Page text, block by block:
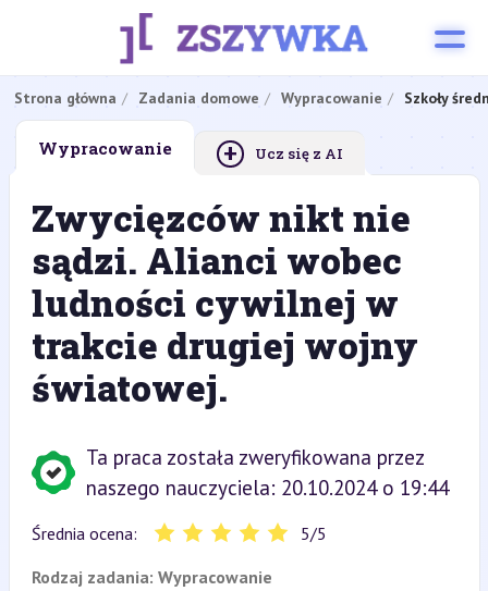
Strona główna Zadania domowe Wypracowanie Szkoły
Wypracowanie + Ucz się z AI
Zwycięzców nikt nie
sądzi. Alianci wobec
ludności cywilnej w
trakcie drugiej wojny
światowej.
Ta praca została zweryfikowana przez
naszego nauczyciela: 20.10.2024 o 19:44
Średnia ocena: 5/5
Rodzaj zadania: Wypracowanie